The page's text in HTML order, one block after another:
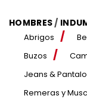
HOMBRES/
Abrigos
Buzos
Jeans &
Remeras y